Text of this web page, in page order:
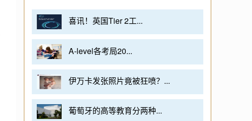
喜讯！英国Tier 2工...
A-level各考局20...
伊万卡发张照片竟被狂喷？...
葡萄牙的高等教育分两种...